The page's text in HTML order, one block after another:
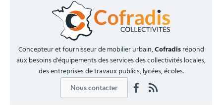
Concepteur et fournisseur de mobilier urbain,Cofradisrépond
aux besoins d'équipements des services des collectivités locales,
des entreprises de travaux publics, lycées, écoles.
Nous contacter